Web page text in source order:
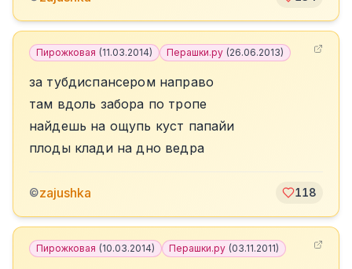
Пирожковая (11.03.2014) Перашки.ру (26.06.2013)
за тубдиспансером направо
там вдоль забора по тропе
найдешь на ощупь куст папайи
плоды клади на дно ведра
©zajushka 118
Пирожковая (10.03.2014) Перашки.ру (03.11.2011)